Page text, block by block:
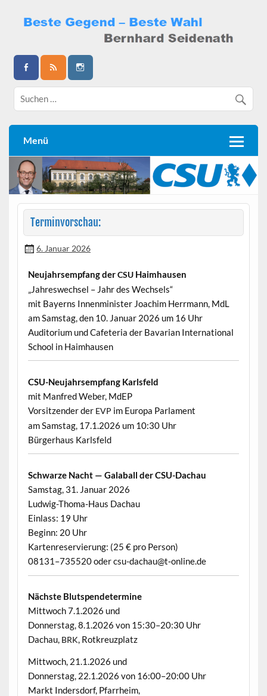
content
Bernhard Seidenath
Menü
Terminvorschau:
6. Januar 2026
Neu­jahrsemp­fang derCSUHaimhausen
„Jahreswech­sel – Jahr des Wechsels“
mit Bay­erns Innen­min­is­ter Joachim Her­rmann, MdL
am Sam­stag, den 10. Jan­u­ar 2026 um 16 Uhr
Audi­to­ri­um und Cafe­te­ria der Bavar­i­an Inter­na­tion­al
School in Haimhausen
CSU-Neu­jahrsemp­fang Karlsfeld
mit Man­fred Weber, MdEP
Vor­sitzen­der der EVP im Europa Parlament
am Sam­stag, 17.1.2026 um 10:30 Uhr
Bürg­er­haus Karlsfeld
Schwarze Nacht — Gal­a­ball der CSU-Dachau
Sam­stag, 31. Jan­u­ar 2026
Lud­wig-Thoma-Haus Dachau
Ein­lass: 19 Uhr
Beginn: 20 Uhr
Karten­re­servierung: (25 € pro Person)
08131–735520 oder csu-dachau@t‑online.de
Näch­ste Blutspendetermine
Mittwoch 7.1.2026 und
Don­ner­stag, 8.1.2026 von 15:30–20:30 Uhr
Dachau, BRK, Rotkreuzplatz
Mittwoch, 21.1.2026 und
Don­ner­stag, 22.1.2026 von 16:00–20:00 Uhr
Markt Inder­s­dorf, Pfarrheim,